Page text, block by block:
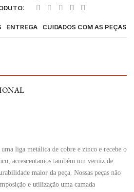
ENTREGA CUIDADOS COM AS PEÇAS
liga metálica de cobre e zinco e recebe o
acrescentamos também um verniz de
maior da peça. Nossas peças não
e utilização uma camada